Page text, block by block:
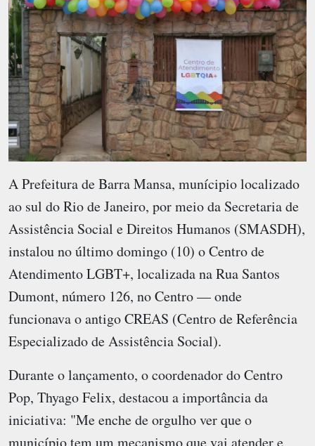
A Prefeitura de Barra Mansa, munícipio localizado
ao sul do Rio de Janeiro, por meio da Secretaria de
Assistência Social e Direitos Humanos (SMASDH),
instalou no último domingo (10) o Centro de
Atendimento LGBT+, localizada na Rua Santos
Dumont, número 126, no Centro — onde
funcionava o antigo CREAS (Centro de Referência
Especializado de Assistência Social).
Durante o lançamento, o coordenador do Centro
Pop, Thyago Felix, destacou a importância da
iniciativa: "Me enche de orgulho ver que o
município tem um mecanismo que vai atender e